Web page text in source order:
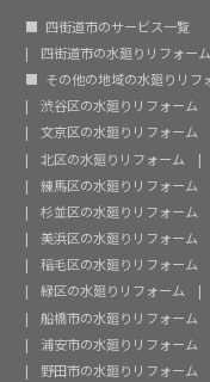
四街道市のサービス一覧
四街道市の水廻りリフォーム
その他の地域の水廻りリフ
渋谷区の水廻りリフォーム
文京区の水廻りリフォーム
北区の水廻りリフォーム
練馬区の水廻りリフォーム
杉並区の水廻りリフォーム
美浜区の水廻りリフォーム
稲毛区の水廻りリフォーム
緑区の水廻りリフォーム
船橋市の水廻りリフォーム
浦安市の水廻りリフォーム
野田市の水廻りリフォーム